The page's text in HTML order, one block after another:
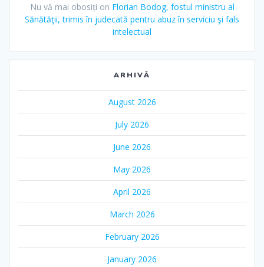
Nu vă mai obosiți on Florian Bodog, fostul ministru al
Sănătăţii, trimis în judecată pentru abuz în serviciu şi fals
intelectual
ARHIVĂ
August 2026
July 2026
June 2026
May 2026
April 2026
March 2026
February 2026
January 2026